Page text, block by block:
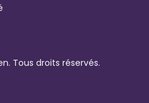
Tous droits réservés.